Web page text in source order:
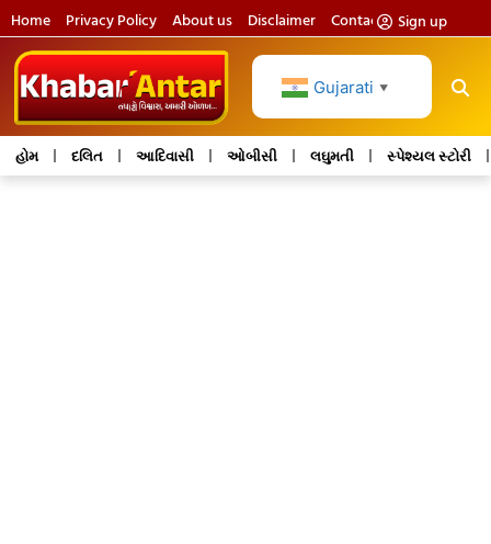
Home Privacy Policy About us Disclaimer Contact usSign up
Gujarati ▼
હોમ દલિત આદિવાસી ઓબીસી લઘુમતી સ્પેશ્યલ સ્ટોરી